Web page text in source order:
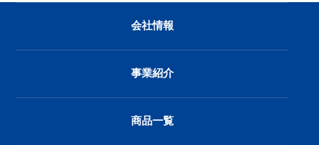
会社情報
事業紹介
商品一覧